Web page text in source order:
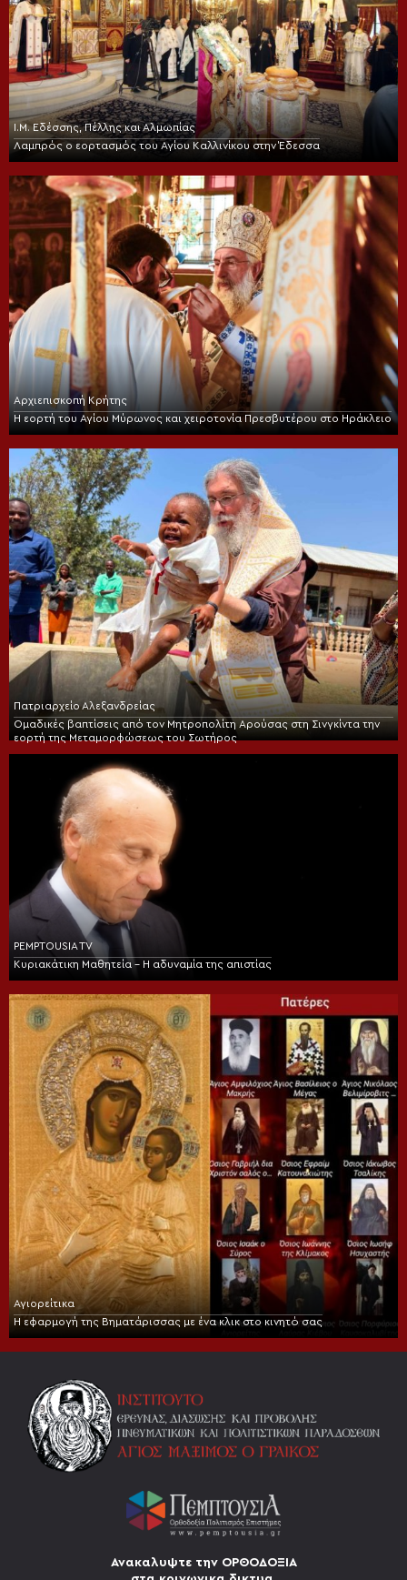
Ι.Μ. Εδέσσης, Πέλλης και Αλμωπίας
Λαμπρός ο εορτασμός του Αγίου Καλλινίκου στην Έδεσσα
Αρχιεπισκοπή Κρήτης
Η εορτή του Αγίου Μύρωνος και χειροτονία Πρεσβυτέρου στο Ηράκλειο
Πατριαρχείο Αλεξανδρείας
Ομαδικές βαπτίσεις από τον Μητροπολίτη Αρούσας στη Σινγκίντα την
εορτή της Μεταμορφώσεως του Σωτήρος
PEMPTOUSIA TV
Κυριακάτικη Μαθητεία – Η αδυναμία της απιστίας
Αγιορείτικα
Η εφαρμογή της Βηματάρισσας με ένα κλικ στο κινητό σας
Ανακαλυψτε την ΟΡΘΟΔΟΞΙΑ